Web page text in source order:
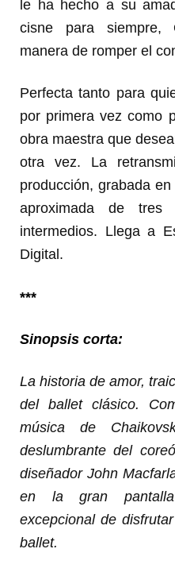
le ha hecho a su
cisne para siempre,
manera de romper el
Perfecta tanto para
por primera vez como
obra maestra que
otra vez.
La
producción, grabada
aproximada de tres
intermedios. Llega a
Digital.
***
Sinopsis corta:
La historia de amor,
del ballet clásico.
música de
deslumbrante del
diseñador John
en la gran
excepcional de
ballet.